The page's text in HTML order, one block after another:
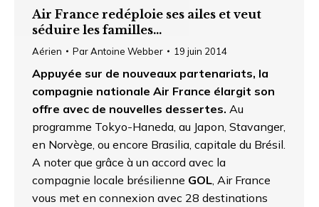
Air France redéploie ses ailes et veut
séduire les familles…
Aérien ParAntoine Webber 19 juin 2014
Appuyée sur de nouveaux partenariats, la
compagnie nationale Air France élargit son
offre avec de nouvelles dessertes. Au
programme Tokyo-Haneda, au Japon, Stavanger,
en Norvège, ou encore Brasilia, capitale du Brésil.
A noter que grâce à un accord avec la
compagnie locale brésilienne GOL , Air France
vous met en connexion avec 28 destinations